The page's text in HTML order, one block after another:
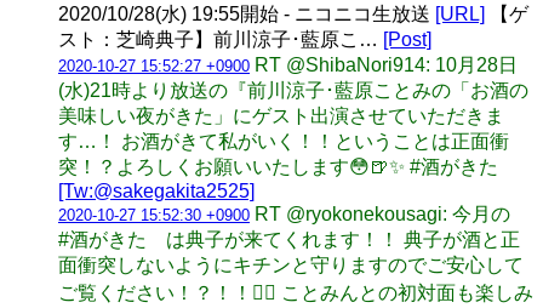
2020/10/28(水) 19:55開始 - ニコニコ生放送 [URL]
【ゲ
スト：芝崎典子】前川涼子･藍原こ… [Post]
2020-10-27 15:52:27 +0900 RT @ShibaNori914: 10月28日
(水)21時より放送の『前川涼子･藍原ことみの「お酒の
美味しい夜がきた」にゲスト出演させていただきま
す…！ お酒がきて私がいく！！ということは正面衝
突！？よろしくお願いいたします😳🍺✨ #酒がきた
[Tw:@sakegakita2525]
2020-10-27 15:52:30 +0900 RT @ryokonekousagi: 今月の
#酒がきた は典子が来てくれます！！ 典子が酒と正
面衝突しないようにキチンと守りますのでご安心して
ご覧ください！？！！👮‍♀️ ことみんとの初対面も楽しみ